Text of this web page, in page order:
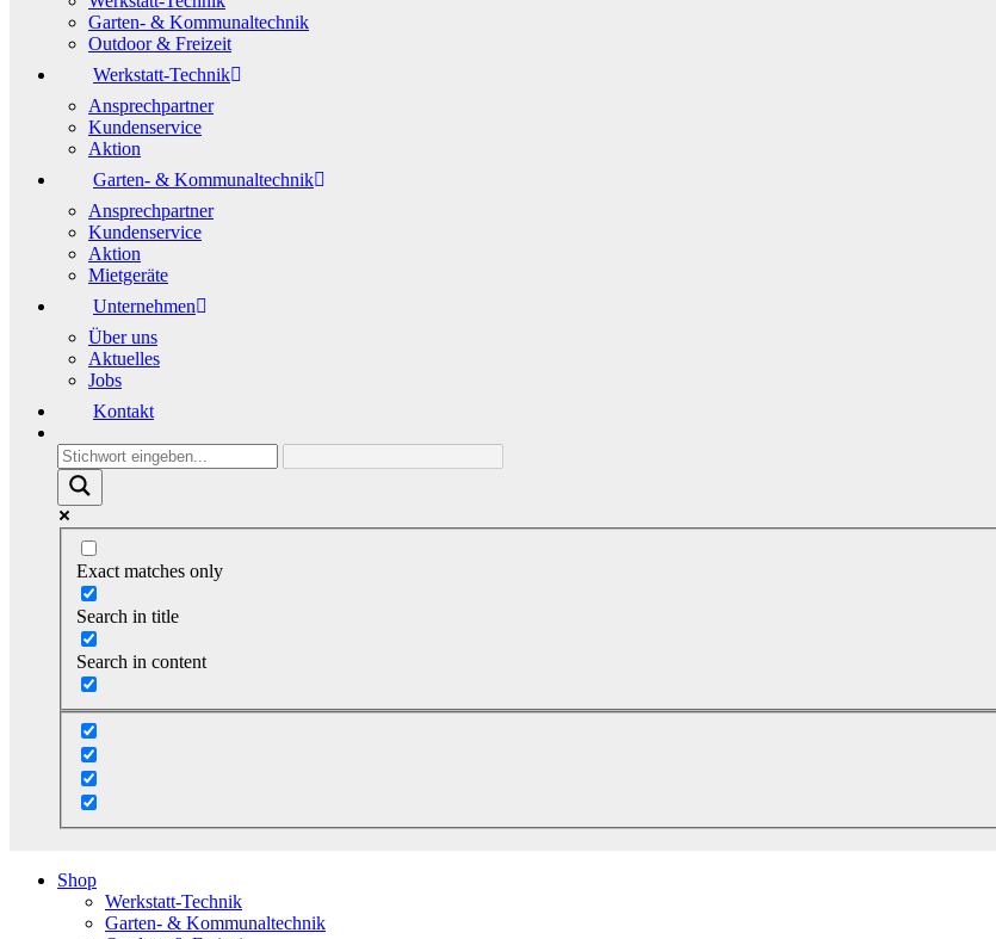
Garten- & Kommunaltechnik
Outdoor & Freizeit
Werkstatt-Technik
Ansprechpartner
Kundenservice
Aktion
Garten- & Kommunaltechnik
Ansprechpartner
Kundenservice
Aktion
Mietgeräte
Unternehmen
Über uns
Aktuelles
Jobs
Kontakt
Exact matches only
Search in title
Search in content
Shop
Werkstatt-Technik
Garten- & Kommunaltechnik